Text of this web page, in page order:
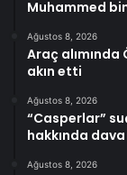
Muhammed
Ağustos 8, 2026
Araç
akın etti
Ağustos 8, 2026
“Casperlar”
hakkında dava
Ağustos 8, 2026